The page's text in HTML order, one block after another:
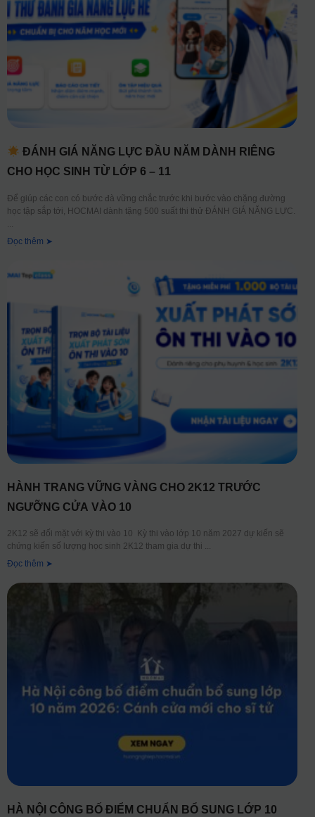
ĐÁNH GIÁ NĂNG LỰC ĐẦU NĂM DÀNH RIÊNG
CHO HỌC SINH TỪ LỚP 6 – 11
Để giúp các con có bước đà vững chắc trước khi bước vào chặng đường
học tập sắp tới, HOCMAI dành tặng 500 suất thi thử ĐÁNH GIÁ NĂNG LỰC.
Đọc thêm ➤
HÀNH TRANG VỮNG VÀNG CHO 2K12 TRƯỚC
NGƯỠNG CỬA VÀO 10
2K12 sẽ đối mặt với kỳ thi vào 10 Kỳ thi vào lớp 10 năm 2027 dự kiến sẽ
chứng kiến số lượng học sinh 2K12 tham gia dự thi
Đọc thêm ➤
HÀ NỘI CÔNG BỐ ĐIỂM CHUẨN BỔ SUNG LỚP 10